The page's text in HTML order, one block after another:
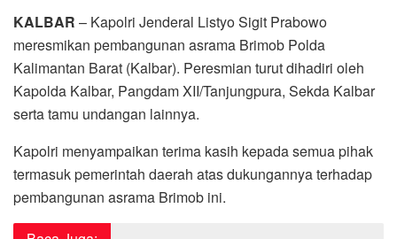
KALBAR – Kapolri Jenderal Listyo Sigit Prabowo
meresmikan pembangunan asrama Brimob Polda
Kalimantan Barat (Kalbar). Peresmian turut dihadiri oleh
Kapolda Kalbar, Pangdam XII/Tanjungpura, Sekda Kalbar
serta tamu undangan lainnya.
Kapolri menyampaikan terima kasih kepada semua pihak
termasuk pemerintah daerah atas dukungannya terhadap
pembangunan asrama Brimob ini.